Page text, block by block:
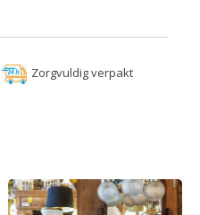
Zorgvuldig verpakt